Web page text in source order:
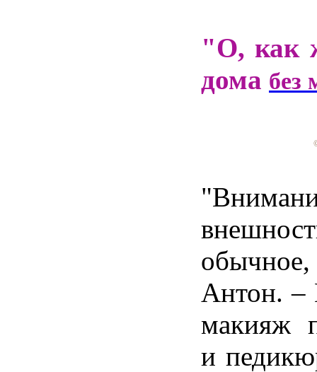
"О, как
дома без
Антон. –
макияж
и